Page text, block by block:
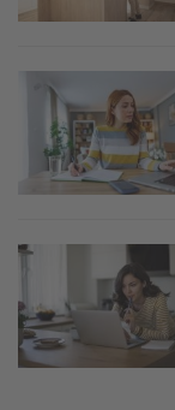
Image
Image